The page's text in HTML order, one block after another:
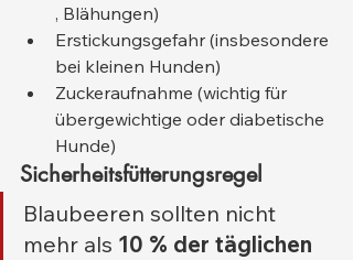
, Blähungen)
Erstickungsgefahr (insbesondere
bei kleinen Hunden)
Zuckeraufnahme (wichtig für
übergewichtige oder diabetische
Hunde)
Sicherheitsfütterungsregel
Blaubeeren sollten nicht
mehr als 10 % der täglichen